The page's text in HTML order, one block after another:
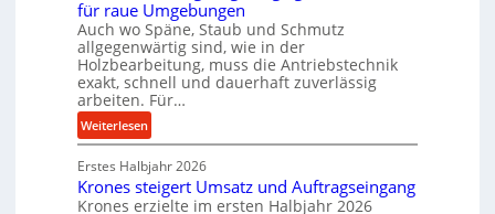
i
m
D
r
ü
c
k
p
r
o
e
l
g
e
w
i
n
d
e
t
für raue Umgebungen
Auch wo Späne, Staub und Schmutz
allgegenwärtig sind, wie in der
Holzbearbeitung, muss die Antriebstechnik
exakt, schnell und dauerhaft zuverlässig
arbeiten. Für…
Weiterlesen:
P
r
ä
z
Erstes Halbjahr 2026
Krones steigert Umsatz und Auftragseingang
Krones erzielte im ersten Halbjahr 2026